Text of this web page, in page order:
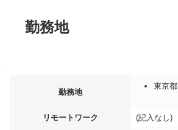
勤務地
勤務地
東京都
リモートワーク
(記入なし)